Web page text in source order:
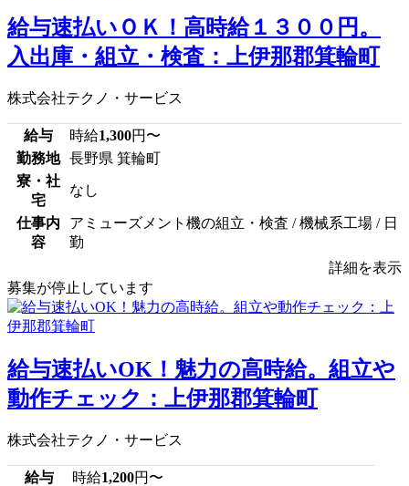
給与速払いＯＫ！高時給１３００円。
入出庫・組立・検査：上伊那郡箕輪町
株式会社テクノ・サービス
給与 時給1,300円〜
勤務地
長野県 箕輪町
寮・社
宅
なし
仕事内
容
アミューズメント機の組立・検査 / 機械系工場 / 日
勤
詳細を表示
募集が停止しています
給与速払いOK！魅力の高時給。組立や
動作チェック：上伊那郡箕輪町
株式会社テクノ・サービス
給与 時給1,200円〜